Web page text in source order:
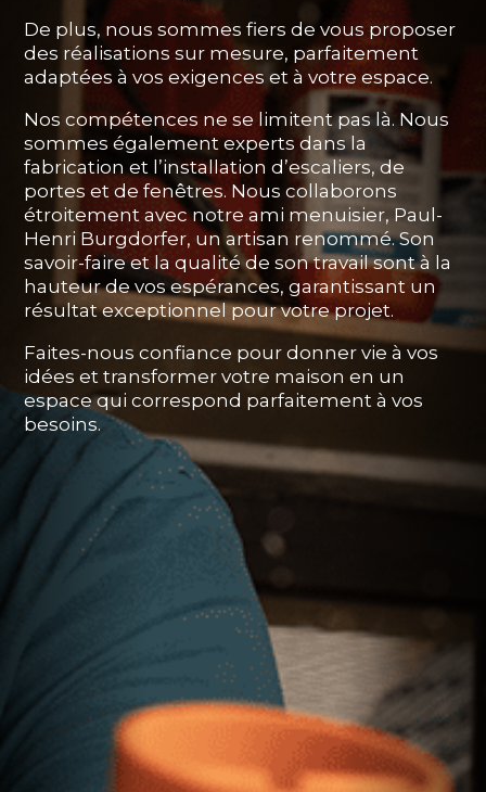
De plus, nous sommes fiers de vous proposer
des réalisations sur mesure, parfaitement
adaptées à vos exigences et à votre espace.
Nos compétences ne se limitent pas là. Nous
sommes également experts dans la
fabrication et l’installation d’escaliers, de
portes et de fenêtres. Nous collaborons
étroitement avec notre ami menuisier, Paul-
Henri Burgdorfer, un artisan renommé. Son
savoir-faire et la qualité de son travail sont à la
hauteur de vos espérances, garantissant un
résultat exceptionnel pour votre projet.
Faites-nous confiance pour donner vie à vos
idées et transformer votre maison en un
espace qui correspond parfaitement à vos
besoins.